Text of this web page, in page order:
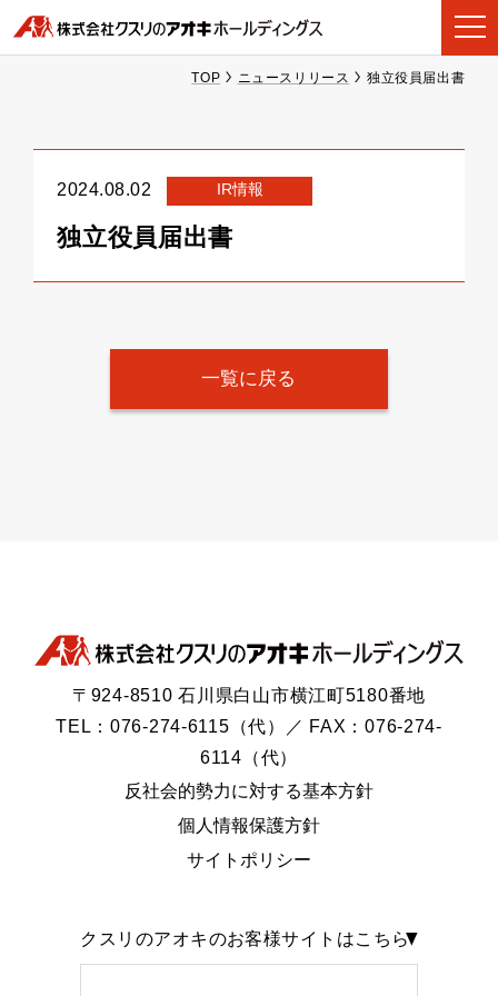
TOP ニュースリリース 独立役員届出書
2024.08.02 IR情報
独立役員届出書
一覧に戻る
〒924-8510 石川県白山市横江町5180番地
TEL：076-274-6115（代）／ FAX：076-274-
6114（代）
反社会的勢力に対する基本方針
個人情報保護方針
サイトポリシー
クスリのアオキのお客様サイトはこちら